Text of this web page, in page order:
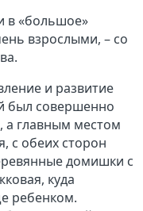
в «большое»
взрослыми, – со
и развитие
был совершенно
а главным местом
с обеих сторон
домишки с
куда
ребенком.